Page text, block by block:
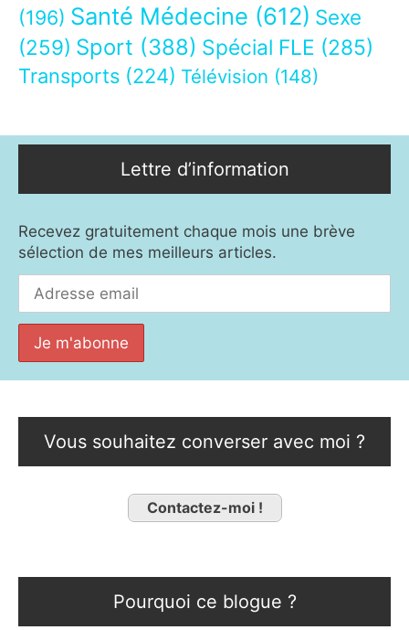
(196) Santé Médecine (612) Sexe
(259) Sport (388) Spécial FLE (285)
Transports (224) Télévision (148)
Lettre d’information
Recevez gratuitement chaque mois une brève
sélection de mes meilleurs articles.
Vous souhaitez converser avec moi ?
Contactez-moi !
Pourquoi ce blogue ?